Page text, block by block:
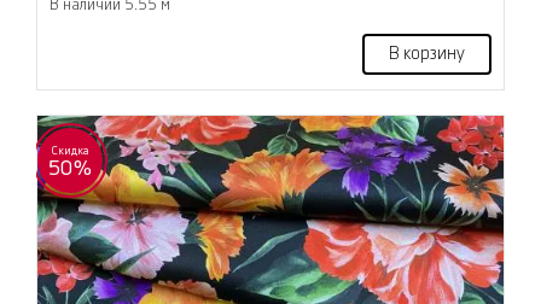
В наличии 5.55 м
В корзину
Скидка
50%